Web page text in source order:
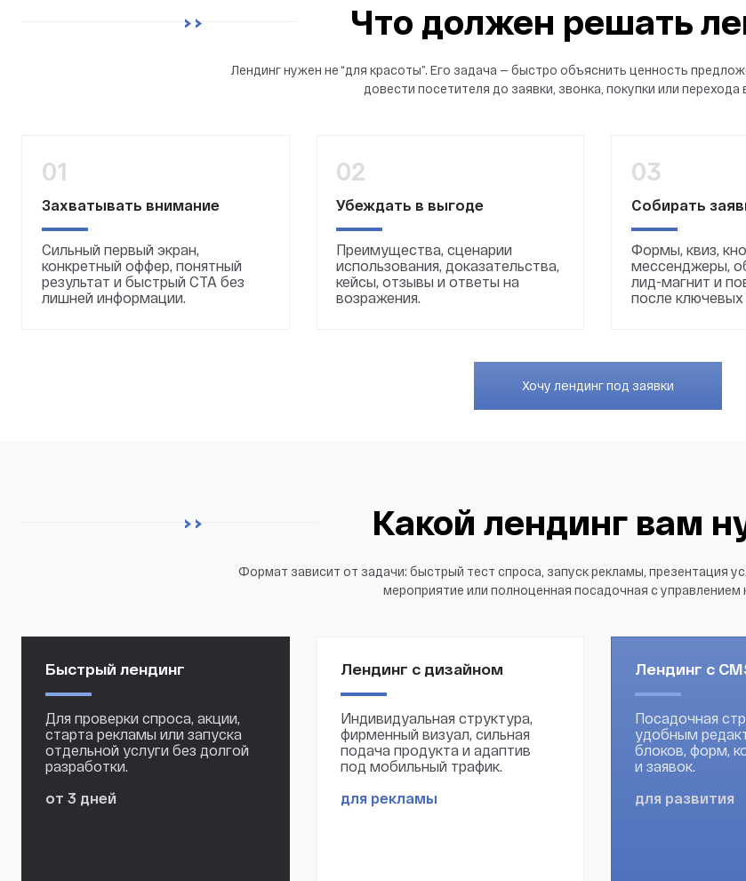
Что должен решать
Лендинг нужен не “для красоты”. Его задача — быстро объяснить ценность
довести посетителя до заявки, звонка, покупки или
01
Захватывать внимание
Сильный первый экран,
конкретный оффер, понятный
результат и быстрый CTA без
лишней информации.
02
Убеждать в выгоде
Преимущества, сценарии
использования, доказательства,
кейсы, отзывы и ответы на
возражения.
03
Собирать
Формы, квиз,
мессенджеры,
лид-магнит и
после ключевых
Хочу лендинг под заявки
Какой лендинг вам
Формат зависит от задачи: быстрый тест спроса, запуск рекламы, презентация
мероприятие или полноценная посадочная с управлением
Быстрый лендинг
Для проверки спроса, акции,
старта рекламы или запуска
отдельной услуги без долгой
разработки.
от 3 дней
Лендинг с дизайном
Индивидуальная структура,
фирменный визуал, сильная
подача продукта и адаптив
под мобильный трафик.
для рекламы
Лендинг с
Посадочная
удобным
блоков, форм,
и заявок.
для развития